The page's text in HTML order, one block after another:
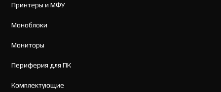
Принтеры и МФУ
Моноблоки
Мониторы
Периферия для ПК
Комплектующие